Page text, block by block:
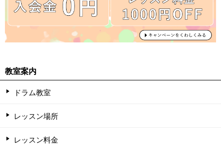
教室案内
ドラム教室
レッスン場所
レッスン料金